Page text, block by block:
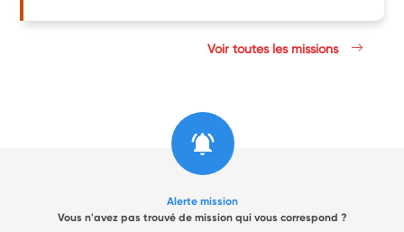
Voir toutes les missions
Alerte mission
Vous n'avez pas trouvé de mission qui vous correspond ?